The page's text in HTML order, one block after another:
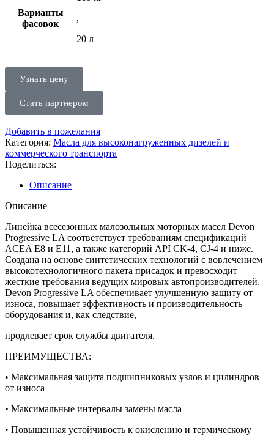
Варианты
фасовок
,
20 л
Узнать цену
Стать партнером
Добавить в пожелания
Категория: Масла для высоконагруженных дизелей и
коммерческого транспорта
Поделиться:
Описание
Описание
Линейка всесезонных малозольных моторных масел Devon
Progressive LA соответствует требованиям спецификаций
ACEA E8 и E11, а также категорий API CK-4, CJ-4 и ниже.
Создана на основе синтетических технологий с вовлечением
высокотехнологичного пакета присадок и превосходит
жесткие требования ведущих мировых автопроизводителей.
Devon Progressive LA обеспечивает улучшенную защиту от
износа, повышает эффективность и производительность
оборудования и, как следствие,
продлевает срок службы двигателя.
ПРЕИМУЩЕСТВА:
• Максимальная защита подшипниковых узлов и цилиндров
от износа
• Максимальные интервалы замены масла
• Повышенная устойчивость к окислению и термическому